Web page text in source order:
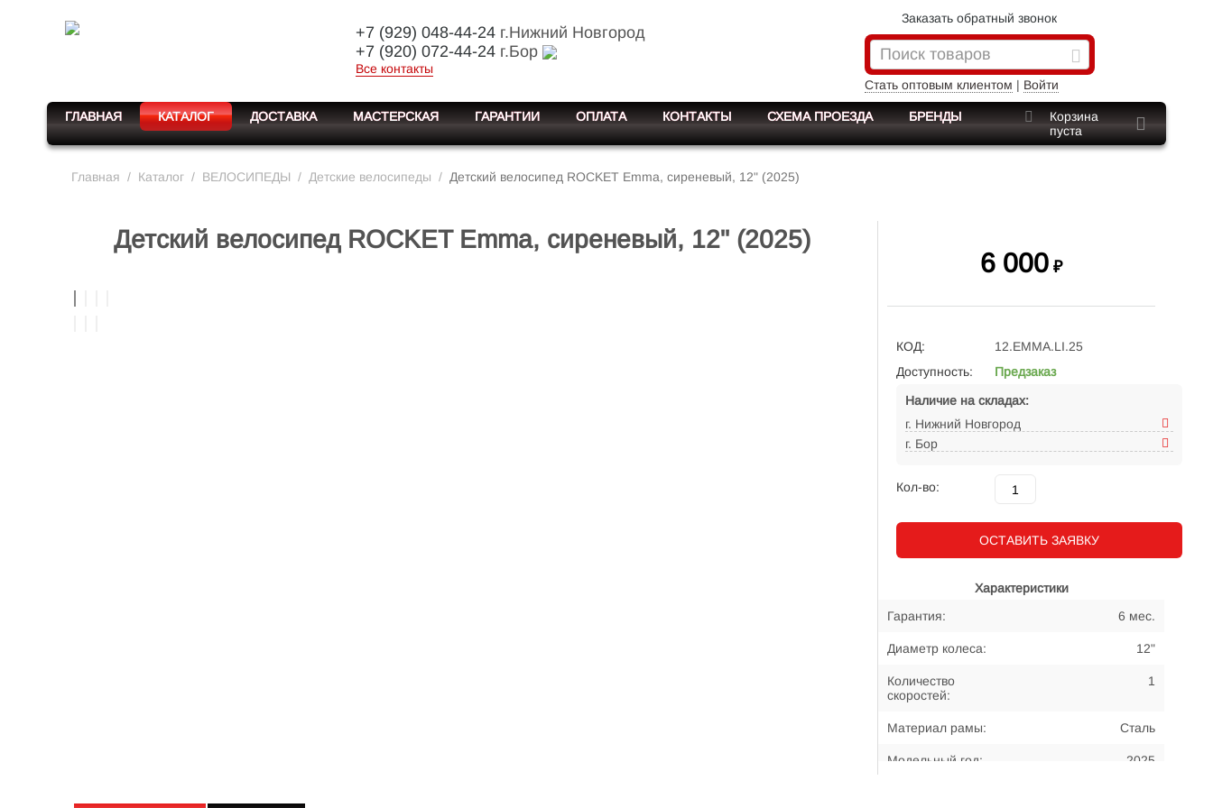
+7 (929) 048-44-24г.Нижний Новгород
+7 (920) 072-44-24г.Бор
Все контакты
Заказать обратный звонок
Стать оптовым клиентом | Войти
ГЛАВНАЯ КАТАЛОГ ДОСТАВКА МАСТЕРСКАЯ ГАРАНТИИ ОПЛАТА КОНТАКТЫ СХЕМА ПРОЕЗДА БРЕНДЫ
Корзина
пуста
Главная / Каталог / ВЕЛОСИПЕДЫ / Детские велосипеды / Детский велосипед ROCKET Emma, сиреневый, 12" (2025)
Детский велосипед ROCKET Emma, сиреневый, 12" (2025)
6 000 ₽
КОД:
12.EMMA.LI.25
Доступность:
Предзаказ
Наличие на складах:
г. Нижний Новгород
г. Бор
Кол-во:
ОСТАВИТЬ ЗАЯВКУ
Характеристики
Гарантия:
6 мес.
Диаметр колеса: 12"
Количество
скоростей:
1
Материал рамы: Сталь
Модельный год: 2025